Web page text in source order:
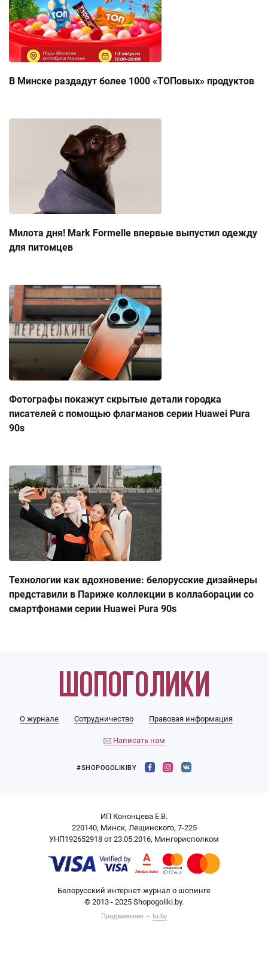
В Минске раздадут более 1000 «ТОПовых» продуктов
Милота дня! Mark Formelle впервые выпустил одежду
для питомцев
Фотографы покажут скрытые детали городка
писателей с помощью флагманов серии Huawei Pura
90s
Технологии как вдохновение: белорусские дизайнеры
представили в Париже коллекции в коллаборации со
смартфонами серии Huawei Pura 90s
О журнале Сотрудничество Правовая информация
Написать нам
#SHOPOGOLIKIBY
ИП Кононцева Е.В.
220140, Минск, Лещинского, 7-225
УНП192652918 от 23.05.2016, Мингорисполком
Белорусский интернет-журнал о шопинге
© 2013 - 2025 Shopogoliki.by.
Продвижение — tu.by